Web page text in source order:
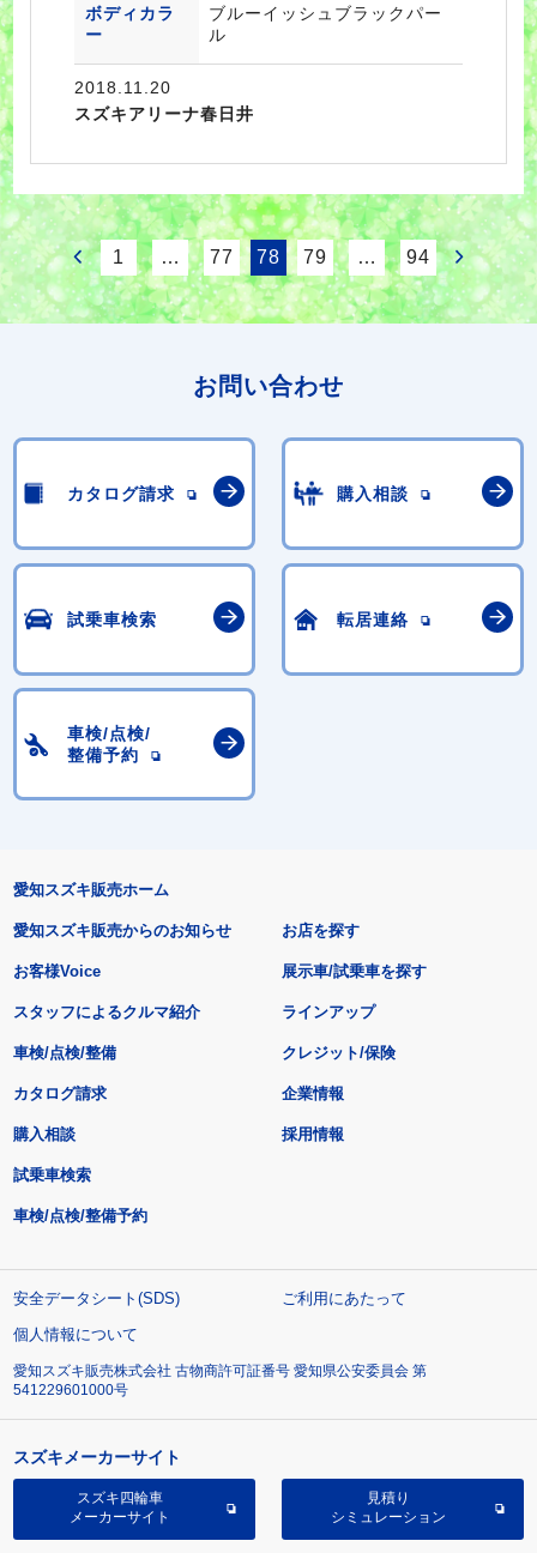
ボディカラ
ー
ブルーイッシュブラックパー
ル
2018.11.20
スズキアリーナ春日井
1 … 77 78 79 … 94
お問い合わせ
カタログ請求 購入相談
試乗車検索 転居連絡
車検/点検/
整備予約
愛知スズキ販売ホーム
愛知スズキ販売からのお知らせ
お客様Voice
スタッフによるクルマ紹介
お店を探す
展示車/試乗車を探す
ラインアップ
車検/点検/整備 クレジット/保険
カタログ請求
購入相談
試乗車検索
車検/点検/整備予約
企業情報
採用情報
安全データシート(SDS)
ご利用にあたって
個人情報について
愛知スズキ販売株式会社 古物商許可証番号 愛知県公安委員会 第
541229601000号
スズキメーカーサイト
スズキ四輪車
メーカーサイト
見積り
シミュレーション